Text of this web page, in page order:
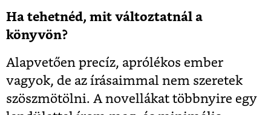
Ha tehetnéd, mit változtatnál a
könyvön?
Alapvetően precíz, aprólékos ember
vagyok, de az írásaimmal nem szeretek
szöszmötölni. A novellákat többnyire egy